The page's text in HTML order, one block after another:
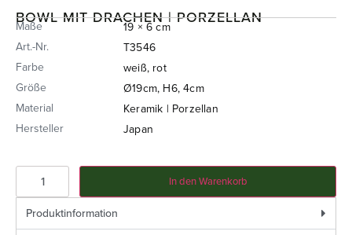
BOWL MIT DRACHEN | PORZELLAN
Maße
19 × 6 cm
Art.-Nr.
T3546
Farbe
weiß, rot
Größe
Ø19cm, H6, 4cm
Material
Keramik | Porzellan
Hersteller
Japan
In den Warenkorb
Produktinformation